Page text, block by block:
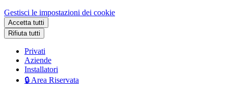
Gestisci le impostazioni dei cookie
Accetta tutti
Rifiuta tutti
Privati
Aziende
Installatori
🔒 Area Riservata